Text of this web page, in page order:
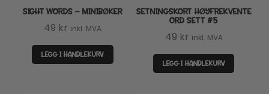
SIGHT WORDS – MINIBØKER
49 kr inkl. MVA
LEGG I HANDLEKURV
SETNINGSKORT HØYFREKVENTE
ORD SETT #5
49 kr inkl. MVA
LEGG I HANDLEKURV